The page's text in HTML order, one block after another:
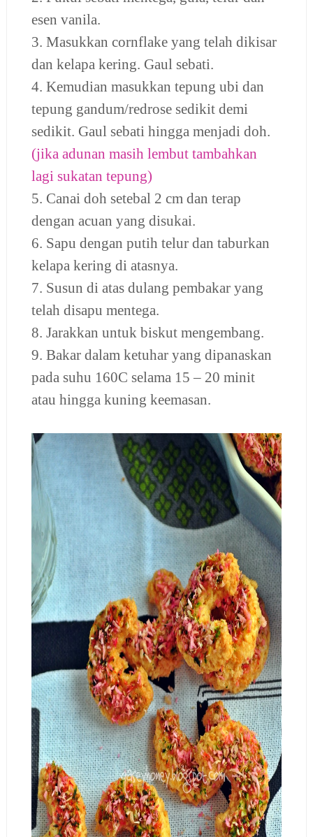
esen vanila.
3. Masukkan cornflake yang telah dikisar
dan kelapa kering. Gaul sebati.
4. Kemudian masukkan tepung ubi dan
tepung gandum/redrose sedikit demi
sedikit. Gaul sebati hingga menjadi doh.
(jika adunan masih lembut tambahkan
lagi sukatan tepung)
5. Canai doh setebal 2 cm dan terap
dengan acuan yang disukai.
6. Sapu dengan putih telur dan taburkan
kelapa kering di atasnya.
7. Susun di atas dulang pembakar yang
telah disapu mentega.
8. Jarakkan untuk biskut mengembang.
9. Bakar dalam ketuhar yang dipanaskan
pada suhu 160C selama 15 – 20 minit
atau hingga kuning keemasan.